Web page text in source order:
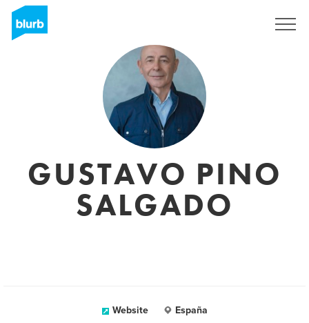
GUSTAVO PINO
SALGADO
Website España